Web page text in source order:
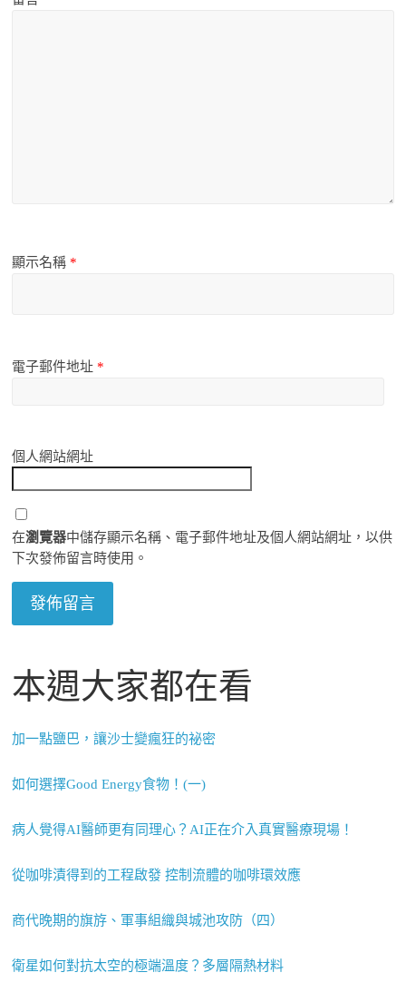
顯示名稱 *
電子郵件地址 *
個人網站網址
在瀏覽器中儲存顯示名稱、電子郵件地址及個人網站網址，以供
下次發佈留言時使用。
本週大家都在看
加一點鹽巴，讓沙士變瘋狂的祕密
如何選擇Good Energy食物！(一)
病人覺得AI醫師更有同理心？AI正在介入真實醫療現場！
從咖啡漬得到的工程啟發 控制流體的咖啡環效應
商代晚期的旗斿、軍事組織與城池攻防（四）
衛星如何對抗太空的極端溫度？多層隔熱材料